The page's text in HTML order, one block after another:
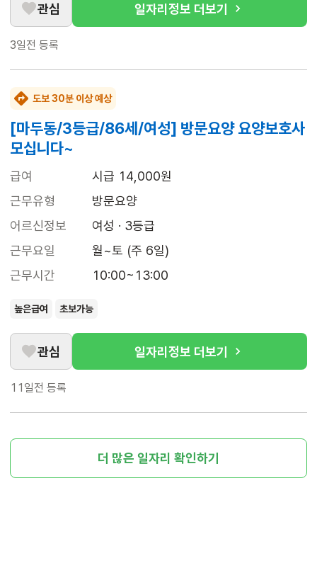
관심 일자리정보 더보기
3일전 등록
도보 30분 이상 예상
[마두동/3등급/86세/여성] 방문요양 요양보호사
모십니다~
급여
시급 14,000원
근무유형
방문요양
어르신정보
여성 · 3등급
근무요일
월~토 (주 6일)
근무시간
10:00~13:00
높은급여 초보가능
관심 일자리정보 더보기
11일전 등록
더 많은 일자리 확인하기